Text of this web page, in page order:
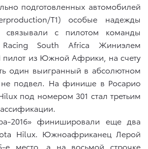
подготовленных автомобилей
T1) особые надежды
связывали с пилотом команды
South Africa Жиниэлем
пилот из Южной Африки, на счету
один выигранный в абсолютном
не подвел. На финише в Росарио
под номером 301 стал третьим
2016» финишировали еще два
Hilux. Южноафриканец Лерой
е место, а на восьмой строчке